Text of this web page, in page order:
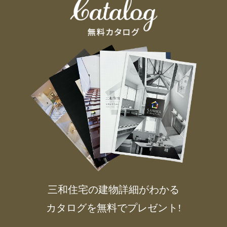
三和住宅の建物詳細がわかる
カタログを無料でプレゼント!